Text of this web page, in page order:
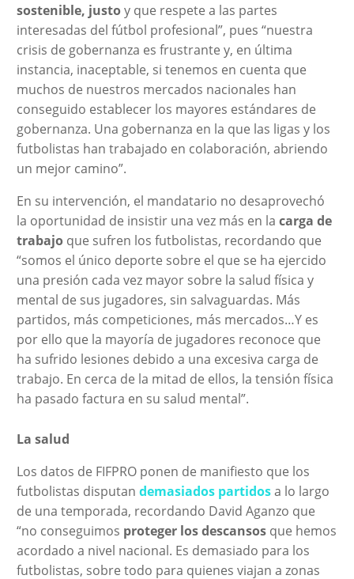
sostenible, justoy que respete a las partes
interesadas del fútbol profesional”, pues “nuestra
crisis de gobernanza es frustrante y, en última
instancia, inaceptable, si tenemos en cuenta que
muchos de nuestros mercados nacionales han
conseguido establecer los mayores estándares de
gobernanza. Una gobernanza en la que las ligas y los
futbolistas han trabajado en colaboración, abriendo
un mejor camino”.
En su intervención, el mandatario no desaprovechó
la oportunidad de insistir una vez más en la carga de
trabajoque sufren los futbolistas, recordando que
“somos el único deporte sobre el que se ha ejercido
una presión cada vez mayor sobre la salud física y
mental de sus jugadores, sin salvaguardas. Más
partidos, más competiciones, más mercados…Y es
por ello que la mayoría de jugadores reconoce que
ha sufrido lesiones debido a una excesiva carga de
trabajo. En cerca de la mitad de ellos, la tensión física
ha pasado factura en su salud mental”.
La salud
Los datos de FIFPRO ponen de manifiesto que los
futbolistas disputan demasiados partidosa lo largo
de una temporada, recordando David Aganzo que
“no conseguimos proteger los descansosque hemos
acordado a nivel nacional. Es demasiado para los
futbolistas, sobre todo para quienes viajan a zonas